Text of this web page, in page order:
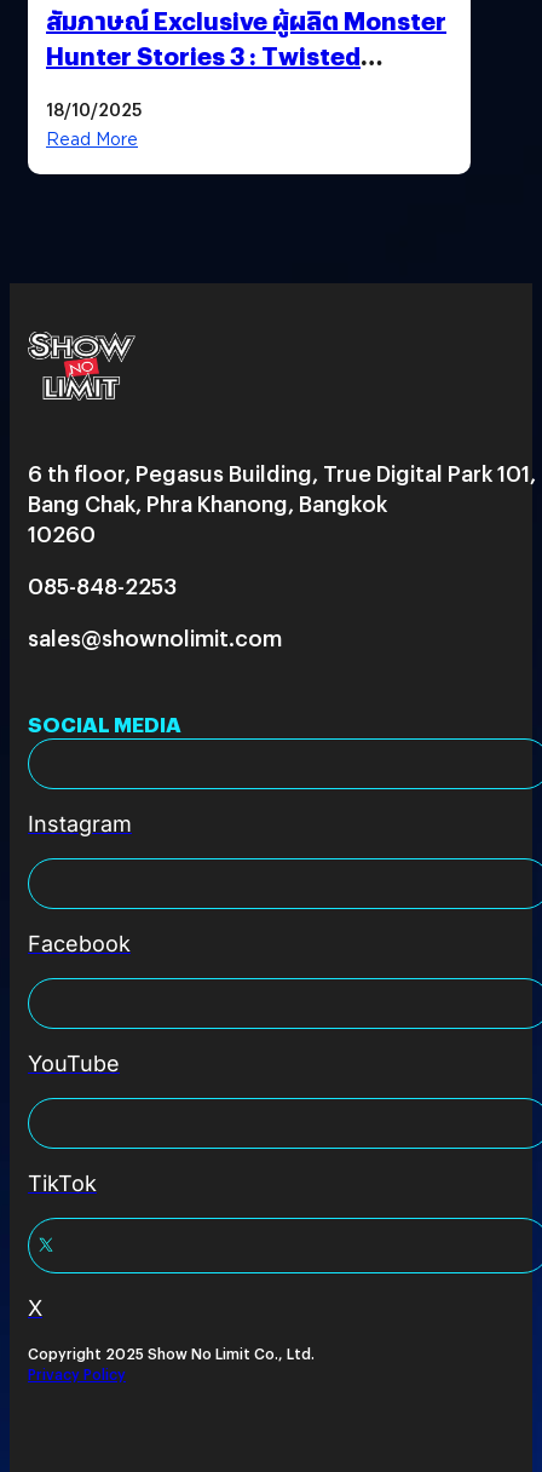
สัมภาษณ์ Exclusive ผู้ผลิต Monster
Hunter Stories 3 : Twisted
สวยฉ่ำ !
18/10/2025
Read More
6 th floor, Pegasus Building, True Digital Park 101,
Bang Chak, Phra Khanong, Bangkok
10260
085-848-2253
sales@shownolimit.com
SOCIAL MEDIA
Instagram
Facebook
YouTube
TikTok
X
Copyright 2025 Show No Limit Co., Ltd.
Privacy Policy